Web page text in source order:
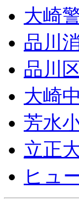
大崎
品川
品川
大崎
芳水
立正
ヒュ